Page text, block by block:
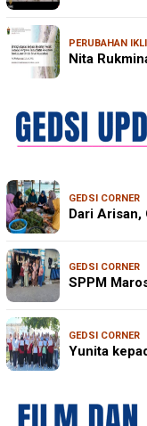
PERUBAHAN
Nita
GEDSI CORNER
Dari Arisan,
GEDSI CORNER
SPPM
GEDSI CORNER
Yunita